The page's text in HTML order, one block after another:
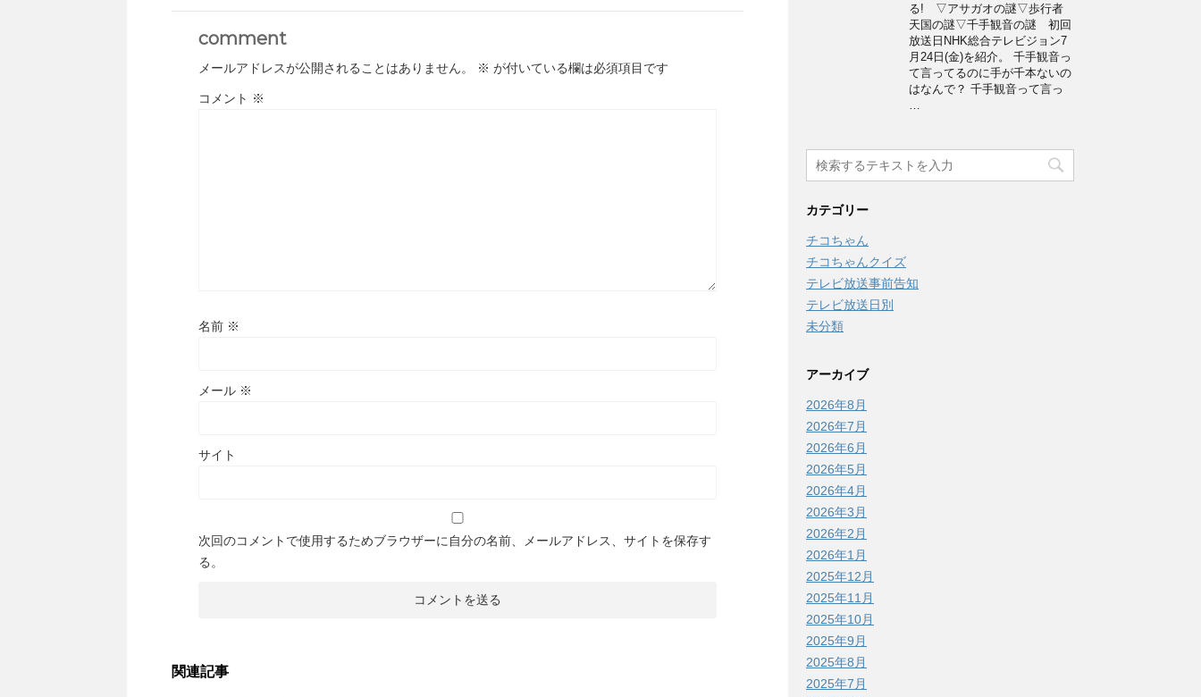
comment
メールアドレスが公開されることはありません。 ※ が付いている欄は必須項目です
コメント ※
名前 ※
メール ※
サイト
次回のコメントで使用するためブラウザーに自分の名前、メールアドレス、サイトを保存す
る。
関連記事
る! ▽アサガオの謎▽歩行者
天国の謎▽千手観音の謎 初回
放送日NHK総合テレビジョン7
月24日(金)を紹介。 千手観音っ
て言ってるのに手が千本ないの
はなんで？ 千手観音って言っ
…
カテゴリー
チコちゃん
チコちゃんクイズ
テレビ放送事前告知
テレビ放送日別
未分類
アーカイブ
2026年8月
2026年7月
2026年6月
2026年5月
2026年4月
2026年3月
2026年2月
2026年1月
2025年12月
2025年11月
2025年10月
2025年9月
2025年8月
2025年7月